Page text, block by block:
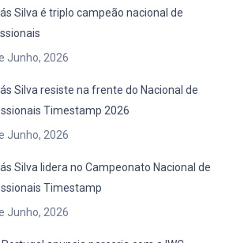
Silva é triplo campeão nacional de
Junho, 2026
Silva resiste na frente do Nacional de
Timestamp 2026
Junho, 2026
Silva lidera no Campeonato Nacional de
Timestamp
Junho, 2026